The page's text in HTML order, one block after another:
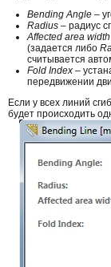
Bending Angle –
Radius – радиус
Affected area width
(задается либо
считывается
Fold Index –
передвижении
Если у всех линий
будет происходить